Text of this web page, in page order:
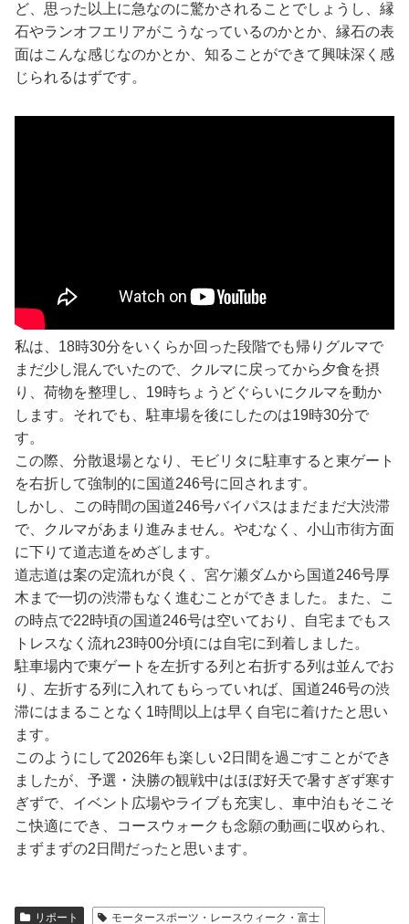
ど、思った以上に急なのに驚かされることでしょうし、縁
石やランオフエリアがこうなっているのかとか、縁石の表
面はこんな感じなのかとか、知ることができて興味深く感
じられるはずです。
私は、18時30分をいくらか回った段階でも帰りグルマで
まだ少し混んでいたので、クルマに戻ってから夕食を摂
り、荷物を整理し、19時ちょうどぐらいにクルマを動か
します。それでも、駐車場を後にしたのは19時30分で
す。
この際、分散退場となり、モビリタに駐車すると東ゲート
を右折して強制的に国道246号に回されます。
しかし、この時間の国道246号バイパスはまだまだ大渋滞
で、クルマがあまり進みません。やむなく、小山市街方面
に下りて道志道をめざします。
道志道は案の定流れが良く、宮ケ瀬ダムから国道246号厚
木まで一切の渋滞もなく進むことができました。また、こ
の時点で22時頃の国道246号は空いており、自宅までもス
トレスなく流れ23時00分頃には自宅に到着しました。
駐車場内で東ゲートを左折する列と右折する列は並んでお
り、左折する列に入れてもらっていれば、国道246号の渋
滞にはまることなく1時間以上は早く自宅に着けたと思い
ます。
このようにして2026年も楽しい2日間を過ごすことができ
ましたが、予選・決勝の観戦中はほぼ好天で暑すぎず寒す
ぎずで、イベント広場やライブも充実し、車中泊もそこそ
こ快適にでき、コースウォークも念願の動画に収められ、
まずまずの2日間だったと思います。
リポート モータースポーツ・レースウィーク・富士